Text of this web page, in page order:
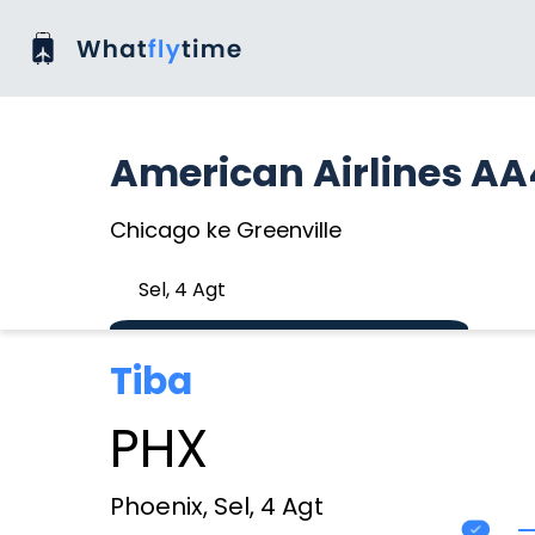
American Airlines
Chicago ke Greenville
Sel, 4 Agt
Tiba
PHX
Phoenix, Sel, 4 Agt